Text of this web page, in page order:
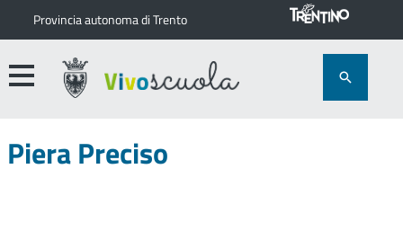
Provincia autonoma di Trento
Piera Preciso